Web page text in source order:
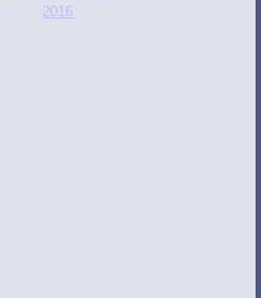
2016